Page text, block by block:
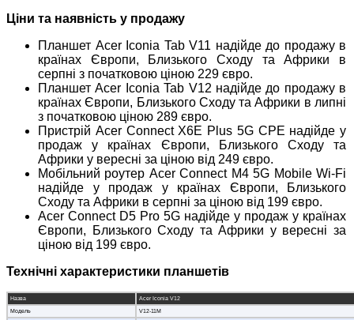
Ціни та наявність у продажу
Планшет Acer Iconia Tab V11 надійде до продажу в
країнах Європи, Близького Сходу та Африки в
серпні з початковою ціною 229 євро.
Планшет Acer Iconia Tab V12 надійде до продажу в
країнах Європи, Близького Сходу та Африки в липні
з початковою ціною 289 євро.
Пристрій Acer Connect X6E Plus 5G CPE надійде у
продаж у країнах Європи, Близького Сходу та
Африки у вересні за ціною від 249 євро.
Мобільний роутер Acer Connect M4 5G Mobile Wi-Fi
надійде у продаж у країнах Європи, Близького
Сходу та Африки в серпні за ціною від 199 євро.
Acer Connect D5 Pro 5G надійде у продаж у країнах
Європи, Близького Сходу та Африки у вересні за
ціною від 199 євро.
Технічні характеристики планшетів
Назва
Acer Iconia V12
Модель
V12-11M